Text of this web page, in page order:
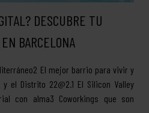
DESCUBRE TU
BARCELONA
El mejor barrio para vivir y
el Distrito 22@2.1 El Silicon Valley
con alma3 Coworkings que son